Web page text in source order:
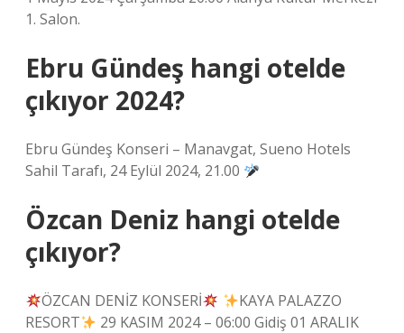
1. Salon.
Ebru Gündeş hangi otelde
çıkıyor 2024?
Ebru Gündeş Konseri – Manavgat, Sueno Hotels
Sahil Tarafı, 24 Eylül 2024, 21.00
Özcan Deniz hangi otelde
çıkıyor?
ÖZCAN DENİZ KONSERİ
KAYA PALAZZO
RESORT
29 KASIM 2024 – 06:00 Gidiş 01 ARALIK